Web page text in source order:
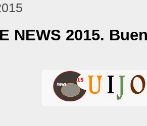
NEWS 2015.